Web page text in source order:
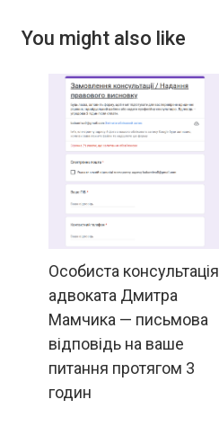
You might also like
Особиста консультація
адвоката Дмитра
Мамчика — письмова
відповідь на ваше
питання протягом 3
годин